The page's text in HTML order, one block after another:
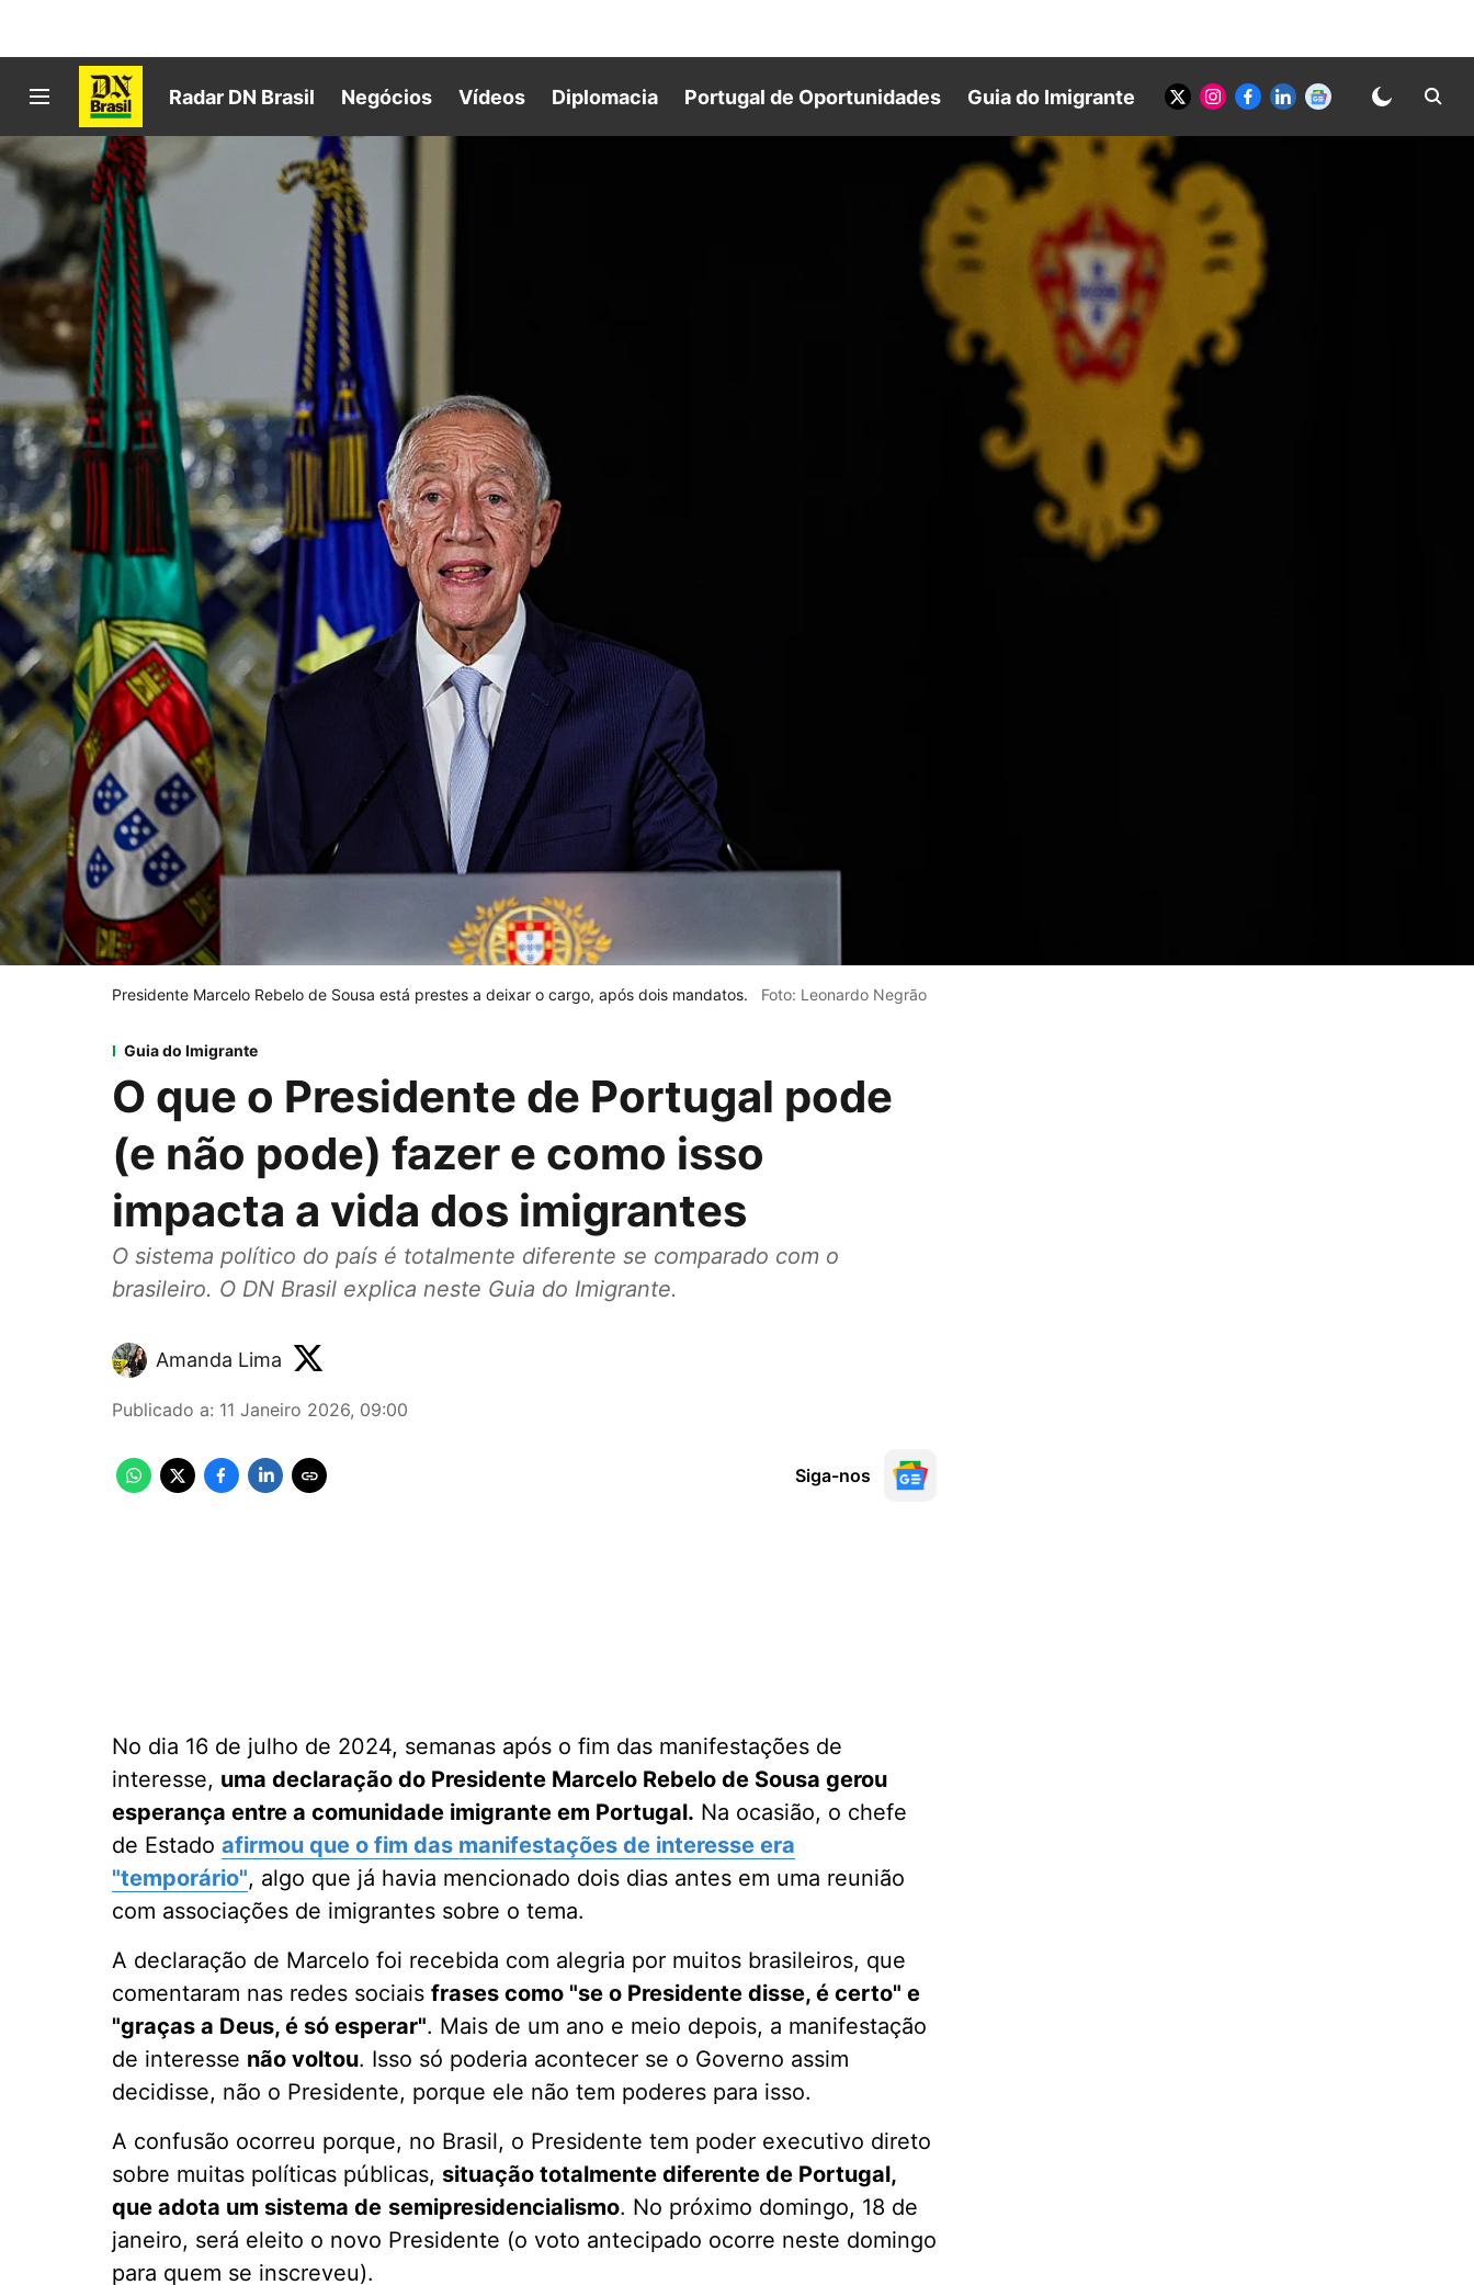
Radar DN Brasil Negócios Vídeos Diplomacia Portugal de Oportunidades Guia do Imigrante Opinião
Presidente Marcelo Rebelo de Sousa está prestes a deixar o cargo, após dois mandatos. Foto: Leonardo Negrão
Guia do Imigrante
O que o Presidente de Portugal pode
(e não pode) fazer e como isso
impacta a vida dos imigrantes
O sistema político do país é totalmente diferente se comparado com o
brasileiro. O DN Brasil explica neste Guia do Imigrante.
Amanda Lima
Publicado a: 11 Janeiro 2026, 09:00
Siga-nos
No dia 16 de julho de 2024, semanas após o fim das manifestações de
interesse, uma declaração do Presidente Marcelo Rebelo de Sousa gerou
esperança entre a comunidade imigrante em Portugal. Na ocasião, o chefe
de Estado afirmou que o fim das manifestações de interesse era
"temporário", algo que já havia mencionado dois dias antes em uma reunião
com associações de imigrantes sobre o tema.
A declaração de Marcelo foi recebida com alegria por muitos brasileiros, que
comentaram nas redes sociais frases como "se o Presidente disse, é certo" e
"graças a Deus, é só esperar". Mais de um ano e meio depois, a manifestação
de interesse não voltou. Isso só poderia acontecer se o Governo assim
decidisse, não o Presidente, porque ele não tem poderes para isso.
A confusão ocorreu porque, no Brasil, o Presidente tem poder executivo direto
sobre muitas políticas públicas, situação totalmente diferente de Portugal,
que adota um sistema de semipresidencialismo. No próximo domingo, 18 de
janeiro, será eleito o novo Presidente (o voto antecipado ocorre neste domingo
para quem se inscreveu).